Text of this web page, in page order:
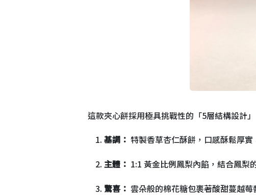
這款夾心餅採用極具挑戰性的「5層結構設計」
基調： 特製香草杏仁酥餅，口感酥鬆厚實
主體： 1:1 黃金比例鳳梨內餡，結合鳳梨
驚喜： 雲朵般的棉花糖包裹著酸甜蔓越